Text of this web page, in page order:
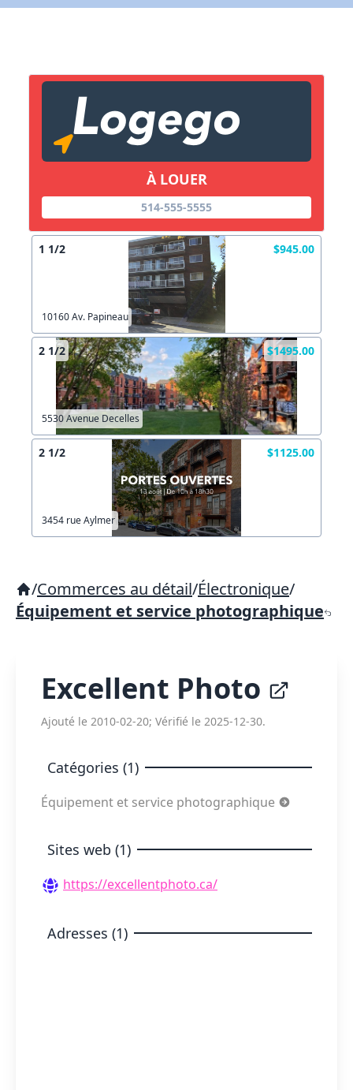
À LOUER
514-555-5555
1 1/2 $945.00
10160 Av. Papineau
2 1/2 $1495.00
5530 Avenue Decelles
2 1/2 $1125.00
3454 rue Aylmer
/Commerces au détail/Électronique/
Équipement et service photographique
Excellent Photo
Ajouté le 2010-02-20; Vérifié le 2025-12-30.
Catégories (1)
Équipement et service photographique
Sites web (1)
https://excellentphoto.ca/
Adresses (1)
Copier lien
X Fermer Envoyez